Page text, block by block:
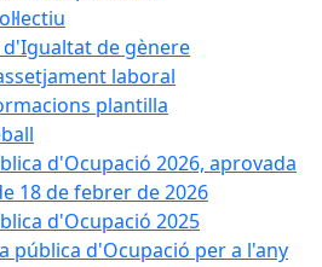
de gènere
laboral
plantilla
d'Ocupació 2026, aprovada
18 de febrer de 2026
d'Ocupació 2025
pública d'Ocupació per a l'any